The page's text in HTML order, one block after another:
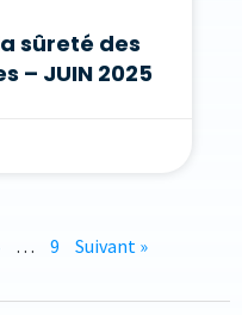
sûreté des
– JUIN 2025
… 9 Suivant »